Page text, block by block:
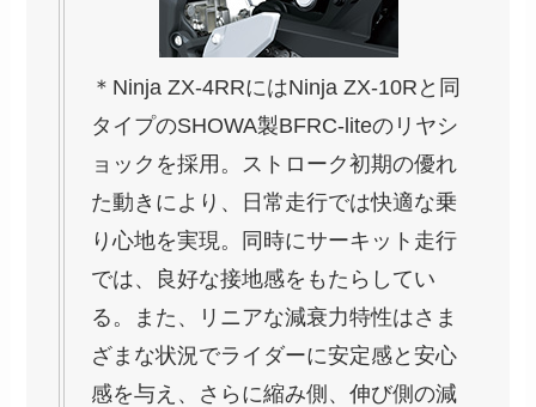
＊Ninja ZX-4RRにはNinja ZX-10Rと同
タイプのSHOWA製BFRC-liteのリヤシ
ョックを採用。ストローク初期の優れ
た動きにより、日常走行では快適な乗
り心地を実現。同時にサーキット走行
では、良好な接地感をもたらしてい
る。また、リニアな減衰力特性はさま
ざまな状況でライダーに安定感と安心
感を与え、さらに縮み側、伸び側の減